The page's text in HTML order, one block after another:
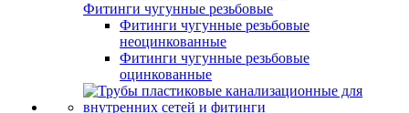
Фитинги чугунные резьбовые
Фитинги чугунные резьбовые
неоцинкованные
Фитинги чугунные резьбовые
оцинкованные